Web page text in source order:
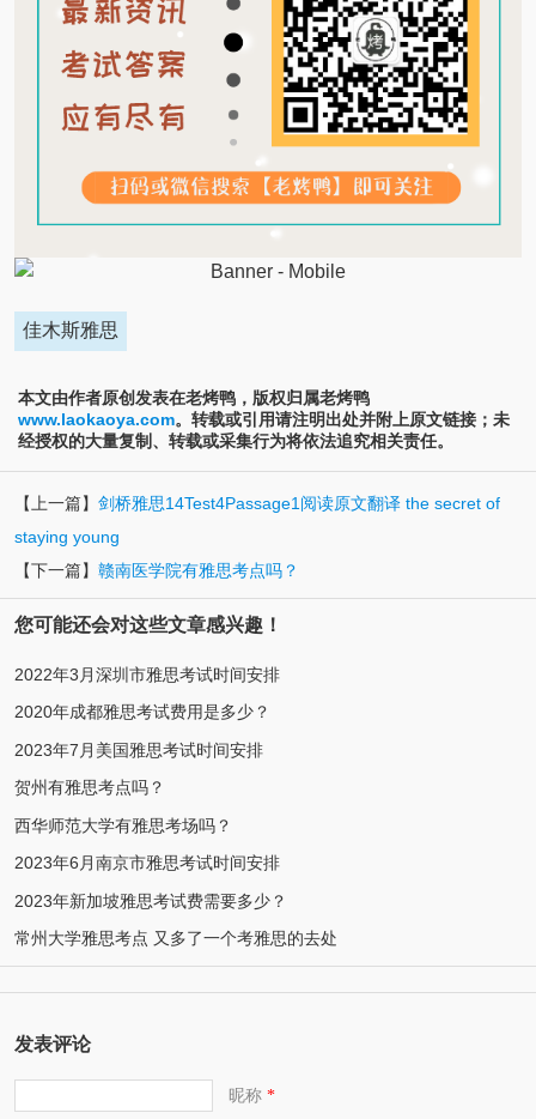
佳木斯雅思
本文由作者原创发表在老烤鸭，版权归属老烤鸭
www.laokaoya.com。转载或引用请注明出处并附上原文链接；未
经授权的大量复制、转载或采集行为将依法追究相关责任。
【上一篇】 剑桥雅思14Test4Passage1阅读原文翻译 the secret of
staying young
【下一篇】 赣南医学院有雅思考点吗？
您可能还会对这些文章感兴趣！
2022年3月深圳市雅思考试时间安排
2020年成都雅思考试费用是多少？
2023年7月美国雅思考试时间安排
贺州有雅思考点吗？
西华师范大学有雅思考场吗？
2023年6月南京市雅思考试时间安排
2023年新加坡雅思考试费需要多少？
常州大学雅思考点 又多了一个考雅思的去处
发表评论
昵称*